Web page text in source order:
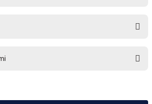
noktaları öneri formunu kullanarak tarafımıza
Sitemize ilk yorumu siz yapın!